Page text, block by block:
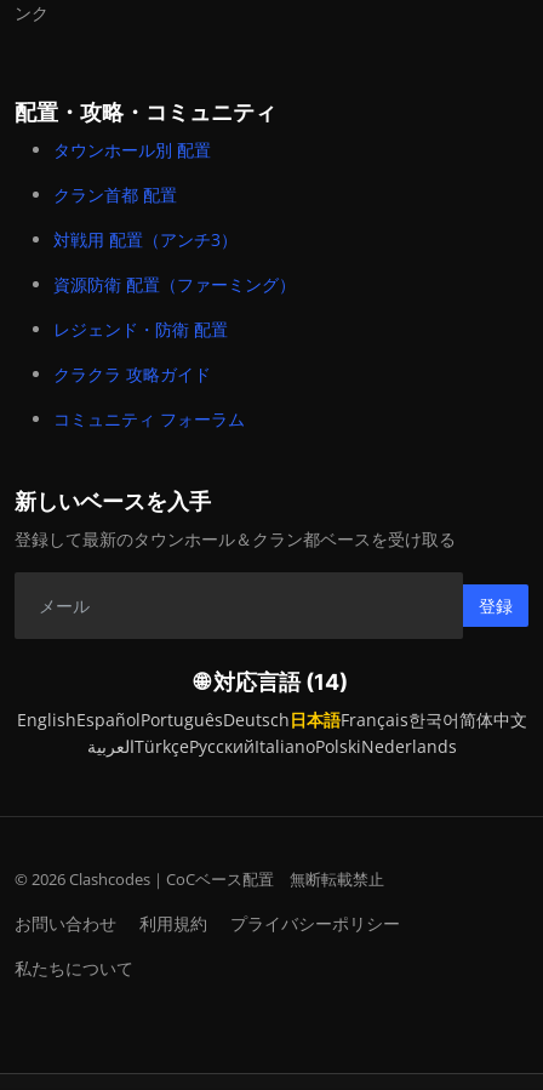
ンク
配置・攻略・コミュニティ
タウンホール別 配置
クラン首都 配置
対戦用 配置（アンチ3）
資源防衛 配置（ファーミング）
レジェンド・防衛 配置
クラクラ 攻略ガイド
コミュニティ フォーラム
新しいベースを入手
登録して最新のタウンホール＆クラン都ベースを受け取る
登録
🌐 対応言語 (14)
EnglishEspañolPortuguêsDeutsch日本語Français한국어简体中文
العربيةTürkçeРусскийItalianoPolskiNederlands
© 2026 Clashcodes｜CoCベース配置 無断転載禁止
お問い合わせ 利用規約
プライバシーポリシー
私たちについて